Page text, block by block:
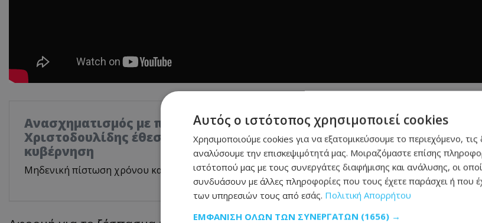
Ανασχηματισμός με πολιτικά μηνύματα: Ο Πρόεδρος
Χριστοδουλίδης έθεσε τον πήχη ψηλά για τη νέα
κυβέρνηση
Μηδενική πίστωση χρόνου και αυστηρό μήνυμα στους νέους Υπουργούς
Αυτός ο ιστότοπος χρησιμοποιεί cookies
Χρησιμοποιούμε cookies για να εξατομικεύσουμε το περιεχόμενο, τις
αναλύσουμε την επισκεψιμότητά μας. Μοιραζόμαστε επίσης
ιστότοπού μας με τους συνεργάτες διαφήμισης και ανάλυσης, οι
συνδυάσουν με άλλες πληροφορίες που τους έχετε παράσχει ή που
των υπηρεσιών τους από εσάς. Πολιτική Απορρήτου
ΕΜΦΆΝΙΣΗ ΌΛΩΝ ΤΩΝ ΣΥΝΕΡΓΑΤΏΝ (1656) →